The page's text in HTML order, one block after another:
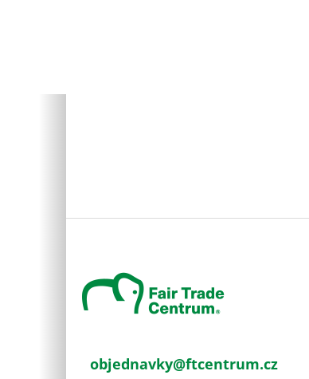
objednavky@ftcentrum.cz